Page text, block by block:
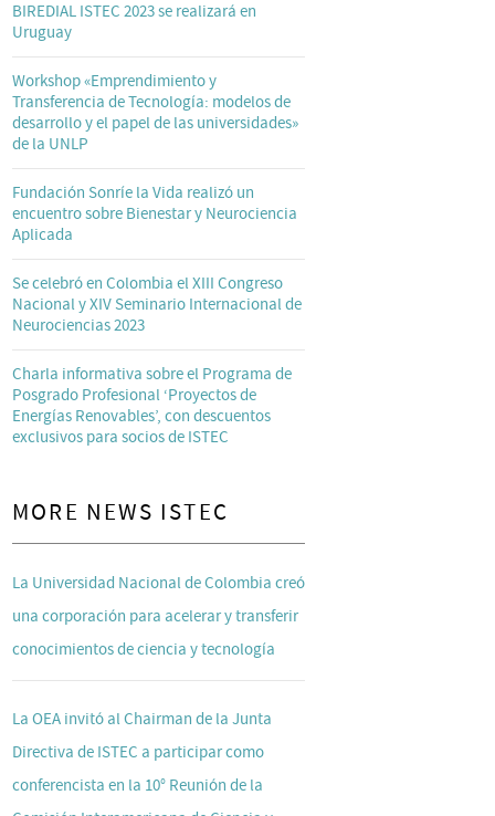
BIREDIAL ISTEC 2023 se realizará en
Uruguay
Workshop «Emprendimiento y
Transferencia de Tecnología: modelos de
desarrollo y el papel de las universidades»
de la UNLP
Fundación Sonríe la Vida realizó un
encuentro sobre Bienestar y Neurociencia
Aplicada
Se celebró en Colombia el XIII Congreso
Nacional y XIV Seminario Internacional de
Neurociencias 2023
Charla informativa sobre el Programa de
Posgrado Profesional ‘Proyectos de
Energías Renovables’, con descuentos
exclusivos para socios de ISTEC
MORE NEWS ISTEC
La Universidad Nacional de Colombia creó
una corporación para acelerar y transferir
conocimientos de ciencia y tecnología
La OEA invitó al Chairman de la Junta
Directiva de ISTEC a participar como
conferencista en la 10° Reunión de la